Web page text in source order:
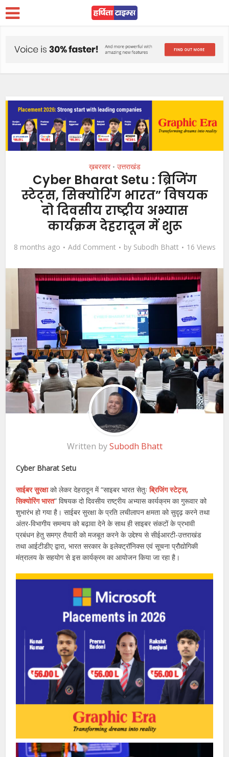
ख़बरसार • उत्तराखंड
Cyber ​​Bharat Setu : ब्रिजिंग
स्टेट्स, सिक्योरिंग भारत” विषयक
दो दिवसीय राष्ट्रीय अभ्यास
कार्यक्रम देहरादून में शुरू
8 months ago Add Comment by Subodh Bhatt 16 Views
Written bySubodh Bhatt
Cyber ​​Bharat Setu
साईबर सुरक्षाको लेकर देहरादून में “साइबर भारत सेतुःब्रिजिंग स्टेट्स,
सिक्योरिंग भारत” विषयक दो दिवसीय राष्ट्रीय अभ्यास कार्यक्रम का गुरूवार को
शुभारंभ हो गया है। साईबर सुरक्षा के प्रति लचीलापन क्षमता को सुदृढ़ करने तथा
अंतर-विभागीय समन्वय को बढ़ावा देने के साथ ही साइबर संकटों के प्रभावी
प्रबंधन हेतु समग्र तैयारी को मजबूत करने के उद्देश्य से सीईआरटी-उत्तराखंड
तथा आईटीडीए द्वारा, भारत सरकार के इलेक्ट्रॉनिक्स एवं सूचना प्रौद्योगिकी
मंत्रालय के सहयोग से इस कार्यक्रम का आयोजन किया जा रहा है।